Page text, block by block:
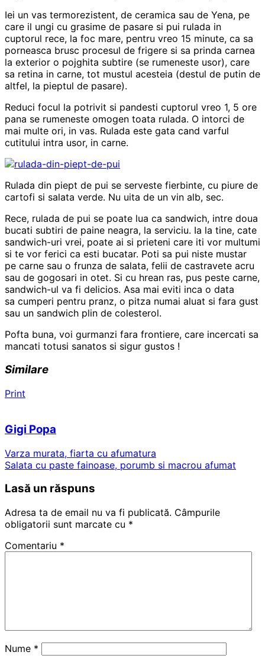
Iei un vas termorezistent, de ceramica sau de Yena, pe
care il ungi cu grasime de pasare si pui rulada in
cuptorul rece, la foc mare, pentru vreo 15 minute, ca sa
porneasca brusc procesul de frigere si sa prinda carnea
la exterior o pojghita subtire (se rumeneste usor), care
sa retina in carne, tot mustul acesteia (destul de putin de
altfel, la pieptul de pasare).
Reduci focul la potrivit si pandesti cuptorul vreo 1, 5 ore
pana se rumeneste omogen toata rulada. O intorci de
mai multe ori, in vas. Rulada este gata cand varful
cutitului intra usor, in carne.
Rulada din piept de pui se serveste fierbinte, cu piure de
cartofi si salata verde. Nu uita de un vin alb, sec.
Rece, rulada de pui se poate lua ca sandwich, intre doua
bucati subtiri de paine neagra, la serviciu. Ia la tine, cate
sandwich-uri vrei, poate ai si prieteni care iti vor multumi
si te vor ferici ca esti bucatar. Poti sa pui niste mustar
pe carne sau o frunza de salata, felii de castravete acru
sau de gogosari in otet. Si cu hrean ras, pus peste carne,
sandwich-ul va fi delicios. Asa mai eviti inca o data
sa cumperi pentru pranz, o pitza numai aluat si fara gust
sau un sandwich plin de colesterol.
Pofta buna, voi gurmanzi fara frontiere, care incercati sa
mancati totusi sanatos si sigur gustos !
Similare
Print
Gigi Popa
Varza murata, fiarta cu afumatura
Salata cu paste fainoase, porumb si macrou afumat
Lasă un răspuns
Adresa ta de email nu va fi publicată. Câmpurile
obligatorii sunt marcate cu *
Comentariu *
Nume *